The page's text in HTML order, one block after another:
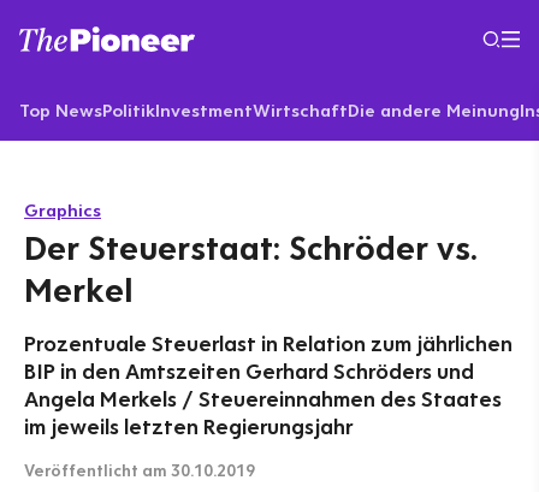
Top NewsPolitikInvestmentWirtschaftDie andere Meinung
Graphics
Der Steuerstaat: Schröder vs.
Merkel
Prozentuale Steuerlast in Relation zum jährlichen
BIP in den Amtszeiten Gerhard Schröders und
Angela Merkels / Steuereinnahmen des Staates
im jeweils letzten Regierungsjahr
Veröffentlicht am 30.10.2019